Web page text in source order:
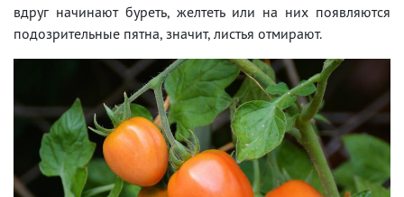
вдруг начинают буреть, желтеть или на них появляются
подозрительные пятна, значит, листья отмирают.